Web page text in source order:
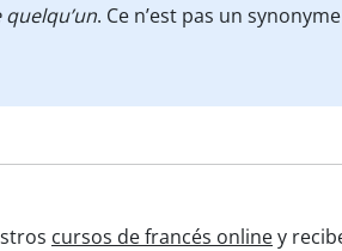
. Ce n’est pas un
cursos de francés onliney